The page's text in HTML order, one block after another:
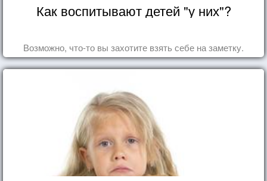
Как воспитывают детей "у них"?
Возможно, что-то вы захотите взять себе на заметку.